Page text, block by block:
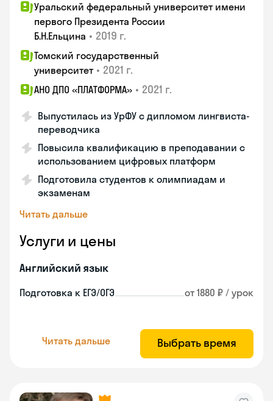
Уральский федеральный университет имени
первого Президента России
Б.Н.Ельцина • 2019 г.
Томский государственный
университет • 2021 г.
АНО ДПО «ПЛАТФОРМА» • 2021 г.
Выпустилась из УрФУ с дипломом лингвиста-
переводчика
Повысила квалификацию в преподавании с
использованием цифровых платформ
Подготовила студентов к олимпиадам и
экзаменам
Читать дальше
Услуги и цены
Английский язык
Подготовка к ЕГЭ/ОГЭ от 1880 ₽ / урок
Читать дальше Выбрать время